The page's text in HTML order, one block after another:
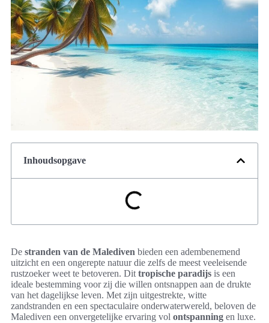
Inhoudsopgave
De stranden van de Malediven bieden een adembenemend
uitzicht en een ongerepte natuur die zelfs de meest veeleisende
rustzoeker weet te betoveren. Dit tropische paradijs is een
ideale bestemming voor zij die willen ontsnappen aan de drukte
van het dagelijkse leven. Met zijn uitgestrekte, witte
zandstranden en een spectaculaire onderwaterwereld, beloven de
Malediven een onvergetelijke ervaring vol ontspanning en luxe.